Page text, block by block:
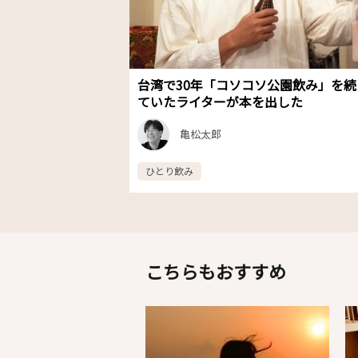
台湾で30年「コソコソ公園飲み」を
ていたライターが本を出した
亀松太郎
ひとり飲み
こちらもおすすめ